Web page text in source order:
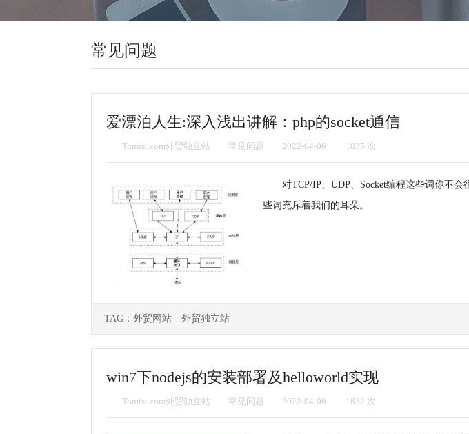
常见问题
爱漂泊人生:深入浅出讲解：php的socket通信
Tomist.com外贸独立站 常见问题 2022-04-06 1835 次
对TCP/IP、UDP、Socket编程这些词你不
些词充斥着我们的耳朵。
TAG： 外贸网站 外贸独立站
win7下nodejs的安装部署及helloworld实现
Tomist.com外贸独立站 常见问题 2022-04-06 1832 次